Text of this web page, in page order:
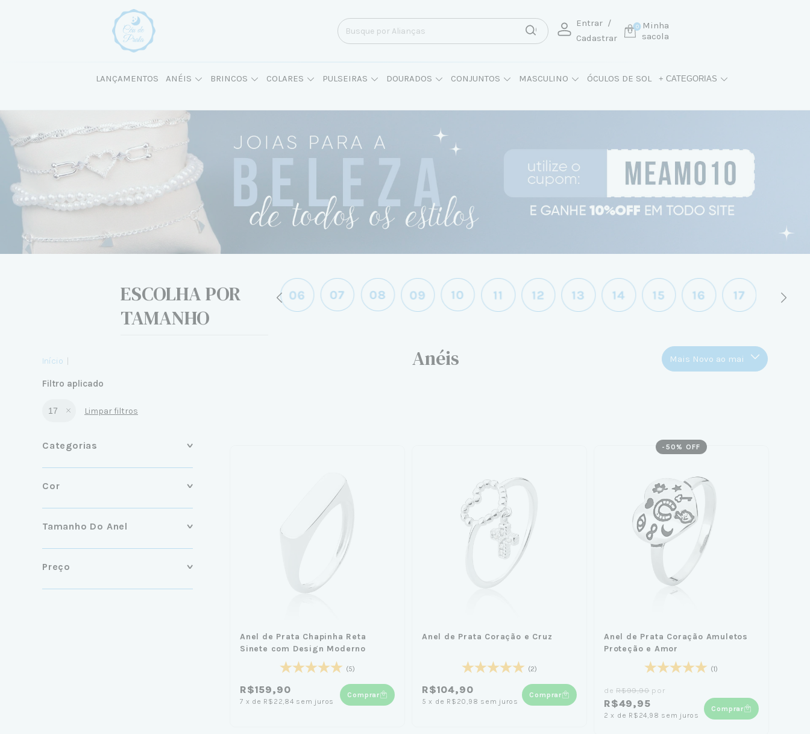
Entrar /
Cadastrar
Minha
sacola
0
LANÇAMENTOS ANÉIS BRINCOS COLARES PULSEIRAS DOURADOS CONJUNTOS MASCULINO ÓCULOS DE SOL + CATEGORIAS
ESCOLHA POR
TAMANHO
Início Anéis
Filtro aplicado
17 Limpar filtros
Categorias
Cor
Tamanho Do Anel
Preço
Anel de Prata Chapinha Reta
Sinete com Design Moderno
(5)
R$159,90
7 x de R$22,84 sem juros
Comprar
Anel de Prata Coração e Cruz
(2)
R$104,90
5 x de R$20,98 sem juros
Comprar
- 50 % OFF
Anel de Prata Coração Amuletos
Proteção e Amor
(1)
deR$99,90por
R$49,95
2 x de R$24,98 sem juros
Comprar